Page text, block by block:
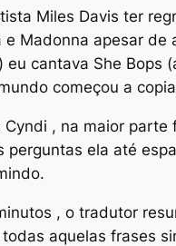
Miles Davis ter
Madonna apesar
cantava She Bops
começou a
, na maior
ela até
, o tradutor
aquelas frases